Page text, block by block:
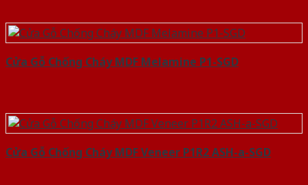
Cửa Gỗ Chống Cháy MDF Melamine P1-SGD
Cửa Gỗ Chống Cháy MDF Veneer P1R2 ASH-a-SGD